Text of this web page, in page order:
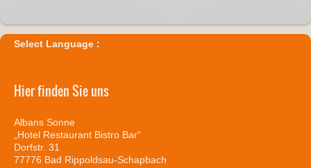
Select Language :
Hier finden Sie uns
Albans Sonne
„Hotel Restaurant Bistro Bar“
Dorfstr. 31
77776 Bad Rippoldsau-Schapbach